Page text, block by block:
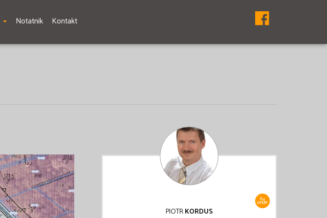
Notatnik Kontakt
84
OFERT
PIOTRKORDUS